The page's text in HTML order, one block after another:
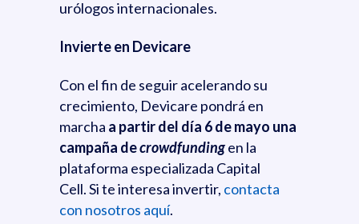
urólogos internacionales.
Invierte en Devicare
Con el fin de seguir acelerando su
crecimiento, Devicare pondrá en
marcha a partir del día 6 de mayo una
campaña decrowdfundingen la
plataforma especializada Capital
Cell. Si te interesa invertir, contacta
con nosotros aquí.